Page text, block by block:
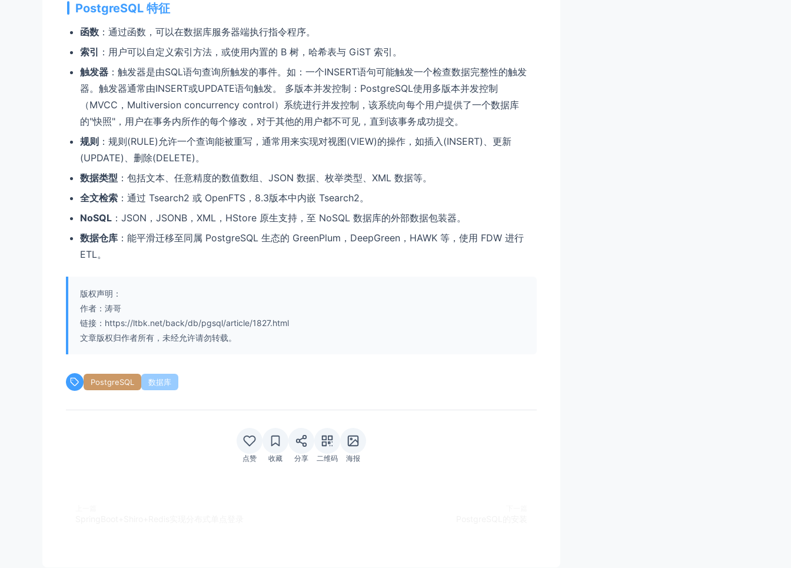
PostgreSQL 特征
函数 ：通过函数，可以在数据库服务器端执行指令程序。
索引 ：用户可以自定义索引方法，或使用内置的 B 树，哈希表与 GiST 索引。
触发器 ：触发器是由SQL语句查询所触发的事件。如：一个INSERT语句可能触发一个检查数据完整性的触发
器。触发器通常由INSERT或UPDATE语句触发。 多版本并发控制：PostgreSQL使用多版本并发控制
（MVCC，Multiversion concurrency control）系统进行并发控制，该系统向每个用户提供了一个数据库
的"快照"，用户在事务内所作的每个修改，对于其他的用户都不可见，直到该事务成功提交。
规则 ：规则(RULE)允许一个查询能被重写，通常用来实现对视图(VIEW)的操作，如插入(INSERT)、更新
(UPDATE)、删除(DELETE)。
数据类型 ：包括文本、任意精度的数值数组、JSON 数据、枚举类型、XML 数据等。
全文检索 ：通过 Tsearch2 或 OpenFTS，8.3版本中内嵌 Tsearch2。
NoSQL ：JSON，JSONB，XML，HStore 原生支持，至 NoSQL 数据库的外部数据包装器。
数据仓库 ：能平滑迁移至同属 PostgreSQL 生态的 GreenPlum，DeepGreen，HAWK 等，使用 FDW 进行
ETL。
版权声明：
作者：涛哥
链接：https://ltbk.net/back/db/pgsql/article/1827.html
文章版权归作者所有，未经允许请勿转载。
PostgreSQL 数据库
点赞 收藏 分享 二维码 海报